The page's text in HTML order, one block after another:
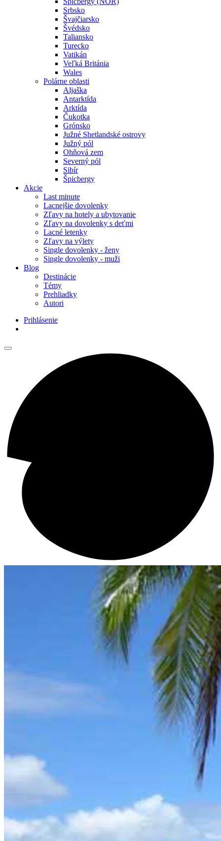
Srbsko
Švajčiarsko
Švédsko
Taliansko
Turecko
Vatikán
Veľká Británia
Wales
Polárne oblasti
Aljaška
Antarktída
Arktída
Čukotka
Grónsko
Južné Shetlandské ostrovy
Južný pól
Ohňová zem
Severný pól
Sibír
Špicbergy
Akcie
Last minute
Lacnejšie dovolenky
Zľavy na hotely a ubytovanie
Zľavy na dovolenky s deťmi
Lacné letenky
Zľavy na výlety
Single dovolenky - ženy
Single dovolenky - muži
Blog
Destinácie
Témy
Prehliadky
Autori
Prihlásenie